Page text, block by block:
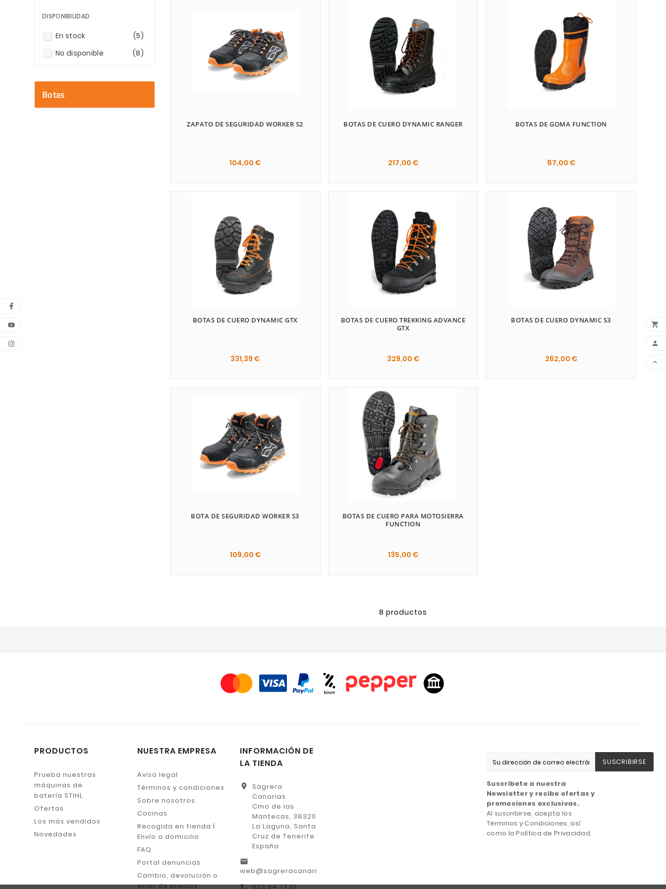
DISPONIBILIDAD
En stock
(5)
No disponible
(8)
Botas
ZAPATO DE SEGURIDAD WORKER S2
104,00 €
BOTAS DE CUERO DYNAMIC RANGER
217,00 €
BOTAS DE GOMA FUNCTION
87,00 €
BOTAS DE CUERO DYNAMIC GTX
331,39 €
BOTAS DE CUERO TREKKING ADVANCE
GTX
329,00 €
BOTAS DE CUERO DYNAMIC S3
262,00 €
BOTA DE SEGURIDAD WORKER S3
109,00 €
BOTAS DE CUERO PARA MOTOSIERRA
FUNCTION
135,00 €
8 productos
PRODUCTOS
Prueba nuestras
máquinas de
batería STIHL
Ofertas
Los más vendidos
Novedades
NUESTRA EMPRESA
Aviso legal
Términos y condiciones
Sobre nosotros
Cocinas
Recogida en tienda |
Envío a domicilio
FAQ
Portal denuncias
Cambio, devolución o
error de precios
INFORMACIÓN DE
LA TIENDA
location_on
Sagrera
Canarias
Cmo de las
Mantecas, 38320
La Laguna, Santa
Cruz de Tenerife
España
email
web@sagreracanarias.es
call 922 64 77 51
SUSCRIBIRSE
Suscríbete a nuestra
Newsletter y recibe ofertas y
promociones exclusivas.
Al suscribirse, acepta los
Términos y Condiciones, así
como la Política de Privacidad.


